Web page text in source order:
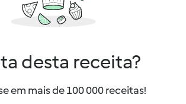
desta receita?
em mais de 100 000 receitas!